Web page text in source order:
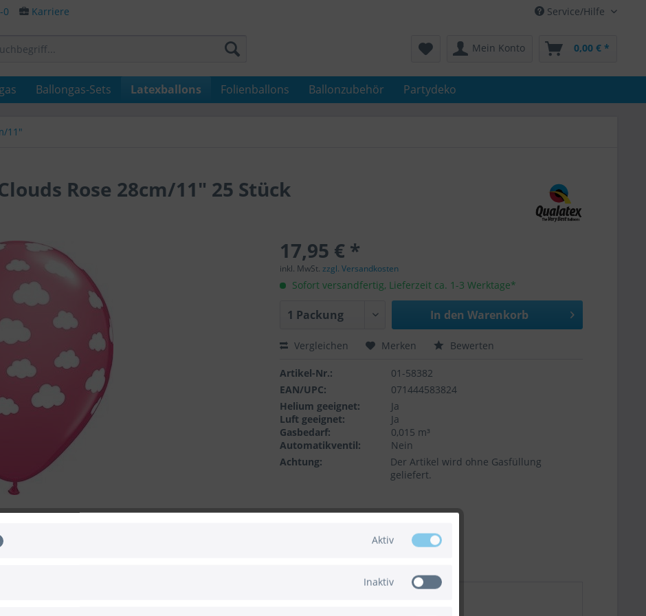
Service/Hilfe
0 Karriere
Mein Konto 0,00 € *
Ballongas-Sets Latexballons Folienballons Ballonzubehör Partydeko
11"
Rose 28cm/11" 25 Stück
17,95 € *
inkl. MwSt.zzgl. Versandkosten
Sofort versandfertig, Lieferzeit ca. 1-3 Werktage*
In den Warenkorb
Vergleichen Merken Bewerten
Artikel-Nr.:
01-58382
EAN/UPC:
071444583824
Helium geeignet:
Ja
Luft geeignet:
Ja
Gasbedarf:
0,015 m³
Automatikventil:
Nein
Achtung:
Der Artikel wird ohne Gasfüllung
geliefert.
Aktiv
Inaktiv